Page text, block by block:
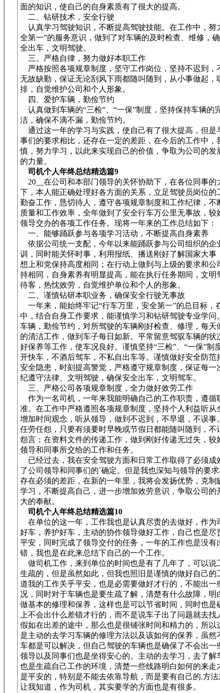
面的知识，使自己的自身素质有了很大的提高。
二、钻研技术，安全行驶
认真学习驾驶知识，不断提高驾驶技能。在工作中，努
全第一”的服务意识，做到了对车辆的及时检查、维修，
全出车，文明驾驶。
三、严格自律，努力做好本职工作
严格按照各项规章制度，坚守工作岗位，坚持不迟到，
无故缺勤，保证无论刮风下雨都随叫随到，从小事做起，
排，自觉维护公司和个人形象。
四、爱护车辆，勤俭节约
认真做到车辆的“三检”、“一保”制度，坚持保持车辆的
洁，确保不滴不漏，勤俭节约。
通过这一年的学习与实践，使自己有了很大提高，但是
事们的要求相比，还存在一定的差距，在今后的工作中，
慎，努力学习，以此来实现自己的价值，争取为公司的发
的力量。
司机个人年终总结精选篇9
20__在公司和本部门领导的关怀协助下，在各位同事的
下，本人能正确处理好各方面的关系，立足驾驶员岗位的
勤奋工作，恳切待人，遵守各项规章制度和工作纪律，不
质量和工作效率，全年做到了安全行车万公里无事故，较
领导交办的各项工作任务。现将一年来的工作总结如下：
一、能够踊跃参与各项学习活动，不断提高自身素养
依据公司统一支配，今年以来能踊跃参与公司组织的企
训，同时能关怀时事，利用报纸、播送刚好了解国家大事
想上和党保持高度相同；在行动上做到与上级的要求和公
持相同，自身素养有明显提高，能在执行任务期间，文明
待客，热忱效劳，自觉维护单位和个人的形象。
二、谨慎钻研本职业务，确保安全行驶无事故
一年来，能始终牢记“行车万里，安全第一”的总目标，
中，结合自身工作要求，能谨慎学习和钻研驾驶专业学问
车辆，勤俭节约，对所驾驶的车辆刚好检查、修理，每天
的清洁工作，做到车子每日如新。平常留意驾驭车辆的状
好保养等工作，使车况良好。谨慎坚持“三检”、“一保”制
开快车，不酒后驾车，不私自出车等。谨慎做好安全防范
安全隐患，时刻提高警觉，严格遵守规章制度，保证每一
纪遵守法律、文明驾驶，确保安全出车，文明驾车。
三、严格公司各项规章制度，全力做好效劳工作
作为一名司机，一年来我能明确自己的工作职责，遵循
准。在工作中严格遵照各项规章制度，坚持个人利益听从
增加时间观念，听从领导，做到不迟到，不早退，不误事
任劳任怨，只要有须要时早晚或节假日都能随叫随到，不
怨言；在资料文件的传递工作，做到刚好传递无过失，较
领导和同事所交给的工作和任务。
已经过去，我在安全驾驶方面和日常工作取得了必须成
了公司领导和同事们的`确定。但是我也深知与领导的要
存在必须的差距，在新的一年里，我将会发扬优势，克制
学习，不断提高自己，进一步增加效劳意识，争取公司的
大的奉献。
司机个人年终总结精选篇10
在单位的这一年，工作我也是认真尽责的去做好，作为
好车，养护好车，主动的协作领导做好工作，自己也是尽
平安，同时完成了领导交付的任务，一年的工作也是没有
错，我也是在此来总结下自己的一个工作。
做司机工作，来到单位的时间也是有了几年了，可以说
生疏的，但是虽然如此，但我也照旧是谨慎的做好自己的
道我的工作关乎平安，也是必需要做好才行的，不能出一
况，同时对于车辆也是要生疏了解，清楚有什么故障，明
做基本的修理和保养，这样也是可以节省时间，同时也是
上不会出什么差错才行的，而不是说车子出了问题就去找
假如在出差的途中，那么也是很铺张时间和精力的，所以
是主动的去学习车辆的修理方法以及该如何的保养，虽然
车都是可以解决，但自己驾驶的车辆也是确保了不会出一
领导以及同事们也是坐得安心的。主动的去学习，去了解
也是生疏自己工作的环境，清楚一些线路明白如何的来走
是平安的，特别是不能去依靠导航，而是要有自己的.方
让我知道，作为司机，其实要学的方面也是有很多。